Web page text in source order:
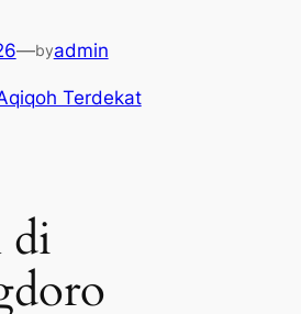
—byadmin
Terdekat
di